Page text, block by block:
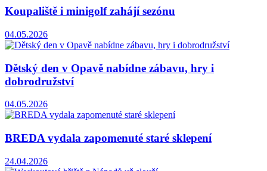
Koupaliště i minigolf zahájí sezónu
04.05.2026
Dětský den v Opavě nabídne zábavu, hry i
dobrodružství
04.05.2026
BREDA vydala zapomenuté staré sklepení
24.04.2026